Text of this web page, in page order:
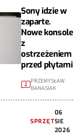
Sony idzie w
zaparte.
Nowe konsole
z
ostrzeżeniem
przed płytami
2
PRZEMYSŁAW
BANASIAK
SPRZĘT
06
SIE
2026